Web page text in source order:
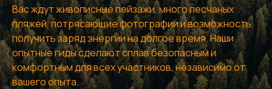
Вас ждут живописные пейзажи, много песчаных
пляжей, потрясающие фотографии и возможность
получить заряд энергии на долгое время. Наши
опытные гиды сделают сплав безопасным и
комфортным для всех участников, независимо от
вашего опыта.